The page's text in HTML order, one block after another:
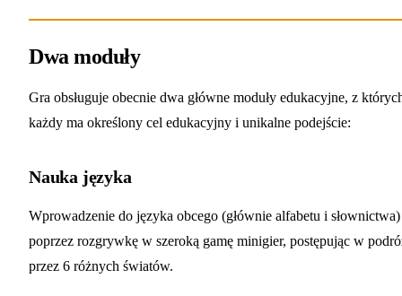
Dwa moduły
Gra obsługuje obecnie dwa główne moduły edukacyjne, z
każdy ma określony cel edukacyjny i unikalne podejście:
Nauka języka
Wprowadzenie do języka obcego (głównie alfabetu i słownictwa)
poprzez rozgrywkę w szeroką gamę minigier, postępując w
przez 6 różnych światów.